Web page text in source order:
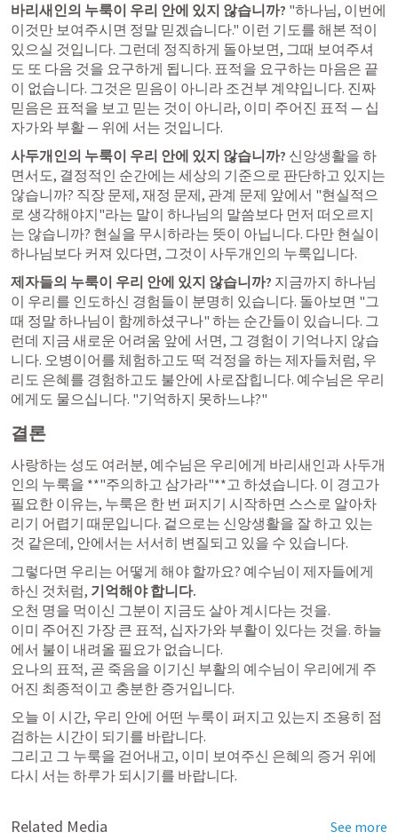
바리새인의 누룩이 우리 안에 있지 않습니까? "하나님, 이번에
이것만 보여주시면 정말 믿겠습니다." 이런 기도를 해본 적이
있으실 것입니다. 그런데 정직하게 돌아보면, 그때 보여주셔
도 또 다음 것을 요구하게 됩니다. 표적을 요구하는 마음은 끝
이 없습니다. 그것은 믿음이 아니라 조건부 계약입니다. 진짜
믿음은 표적을 보고 믿는 것이 아니라, 이미 주어진 표적 — 십
자가와 부활 — 위에 서는 것입니다.
사두개인의 누룩이 우리 안에 있지 않습니까? 신앙생활을 하
면서도, 결정적인 순간에는 세상의 기준으로 판단하고 있지는
않습니까? 직장 문제, 재정 문제, 관계 문제 앞에서 "현실적으
로 생각해야지"라는 말이 하나님의 말씀보다 먼저 떠오르지
는 않습니까? 현실을 무시하라는 뜻이 아닙니다. 다만 현실이
하나님보다 커져 있다면, 그것이 사두개인의 누룩입니다.
제자들의 누룩이 우리 안에 있지 않습니까? 지금까지 하나님
이 우리를 인도하신 경험들이 분명히 있습니다. 돌아보면 "그
때 정말 하나님이 함께하셨구나" 하는 순간들이 있습니다. 그
런데 지금 새로운 어려움 앞에 서면, 그 경험이 기억나지 않습
니다. 오병이어를 체험하고도 떡 걱정을 하는 제자들처럼, 우
리도 은혜를 경험하고도 불안에 사로잡힙니다. 예수님은 우리
에게도 물으십니다. "기억하지 못하느냐?"
결론
사랑하는 성도 여러분, 예수님은 우리에게 바리새인과 사두개
인의 누룩을 **"주의하고 삼가라"**고 하셨습니다. 이 경고가
필요한 이유는, 누룩은 한 번 퍼지기 시작하면 스스로 알아차
리기 어렵기 때문입니다. 겉으로는 신앙생활을 잘 하고 있는
것 같은데, 안에서는 서서히 변질되고 있을 수 있습니다.
그렇다면 우리는 어떻게 해야 할까요? 예수님이 제자들에게
하신 것처럼, 기억해야 합니다.
오천 명을 먹이신 그분이 지금도 살아 계시다는 것을.
이미 주어진 가장 큰 표적, 십자가와 부활이 있다는 것을. 하늘
에서 불이 내려올 필요가 없습니다.
요나의 표적, 곧 죽음을 이기신 부활의 예수님이 우리에게 주
어진 최종적이고 충분한 증거입니다.
오늘 이 시간, 우리 안에 어떤 누룩이 퍼지고 있는지 조용히 점
검하는 시간이 되기를 바랍니다.
그리고 그 누룩을 걷어내고, 이미 보여주신 은혜의 증거 위에
다시 서는 하루가 되시기를 바랍니다.
Related Media See more